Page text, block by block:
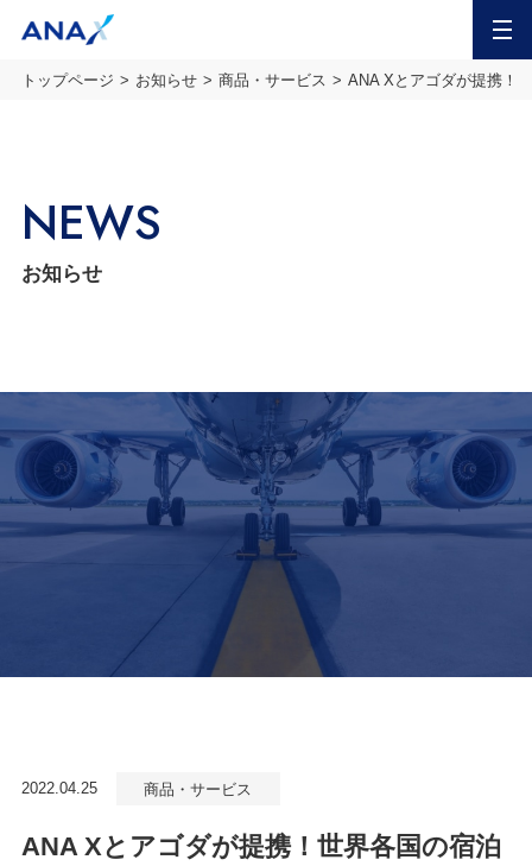
トップページ お知らせ 商品・サービス ANA Xとアゴダが提携！
NEWS
お知らせ
2022.04.25 商品・サービス
ANA Xとアゴダが提携！世界各国の宿泊